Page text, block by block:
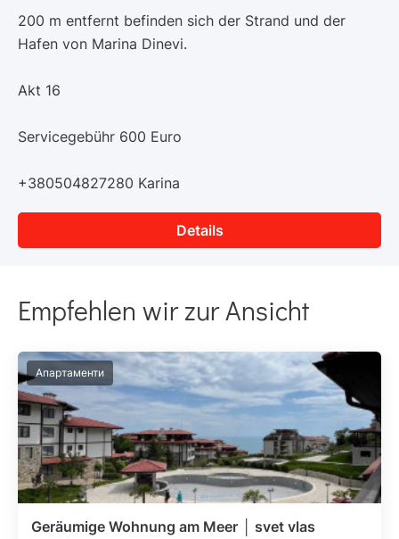
200 m entfernt befinden sich der Strand und der
Hafen von Marina Dinevi.
Akt 16
Servicegebühr 600 Euro
+380504827280 Karina
Details
Empfehlen wir zur Ansicht
Апартаменти
Geräumige Wohnung am Meer │ svet vlas